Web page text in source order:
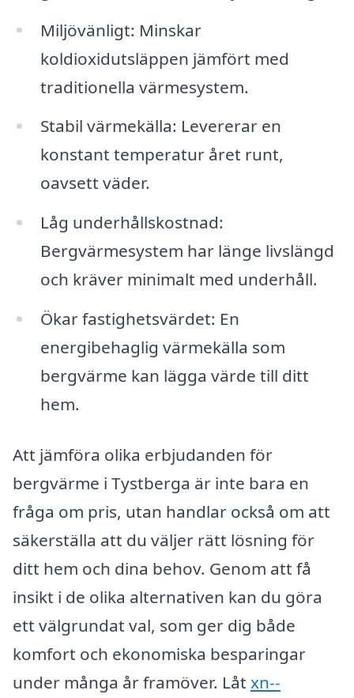
Miljövänligt: Minskar
koldioxidutsläppen jämfört med
traditionella värmesystem.
Stabil värmekälla: Levererar en
konstant temperatur året runt,
oavsett väder.
Låg underhållskostnad:
Bergvärmesystem har länge livslängd
och kräver minimalt med underhåll.
Ökar fastighetsvärdet: En
energibehaglig värmekälla som
bergvärme kan lägga värde till ditt
hem.
Att jämföra olika erbjudanden för
bergvärme i Tystberga är inte bara en
fråga om pris, utan handlar också om att
säkerställa att du väljer rätt lösning för
ditt hem och dina behov. Genom att få
insikt i de olika alternativen kan du göra
ett välgrundat val, som ger dig både
komfort och ekonomiska besparingar
under många år framöver. Låt xn--